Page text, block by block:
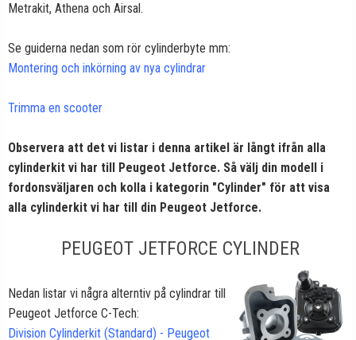
Metrakit, Athena och Airsal.
Se guiderna nedan som rör cylinderbyte mm:
Montering och inkörning av nya cylindrar
Trimma en scooter
Observera att det vi listar i denna artikel är långt ifrån alla
cylinderkit vi har till Peugeot Jetforce. Så välj din modell i
fordonsväljaren och kolla i kategorin "Cylinder" för att visa
alla cylinderkit vi har till din Peugeot Jetforce.
PEUGEOT JETFORCE CYLINDER
Nedan listar vi några alterntiv på cylindrar till
Peugeot Jetforce C-Tech:
Division Cylinderkit (Standard) - Peugeot